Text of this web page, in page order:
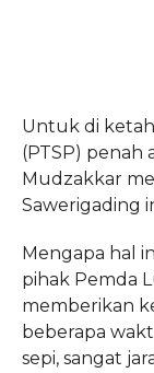
Untuk di
(PTSP) penah
Mudzakkar
Sawerigading
Mengapa hal
pihak Pemda
memberikan
beberapa
sepi, sangat